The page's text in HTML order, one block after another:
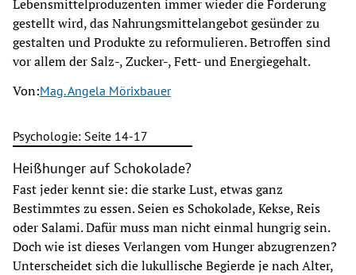
Lebensmittelproduzenten immer wieder die Forderung
gestellt wird, das Nahrungsmittelangebot gesünder zu
gestalten und Produkte zu reformulieren. Betroffen sind
vor allem der Salz-, Zucker-, Fett- und Energiegehalt.
Von:Mag. Angela Mörixbauer
Psychologie: Seite 14-17
Heißhunger auf Schokolade?
Fast jeder kennt sie: die starke Lust, etwas ganz
Bestimmtes zu essen. Seien es Schokolade, Kekse, Reis
oder Salami. Dafür muss man nicht einmal hungrig sein.
Doch wie ist dieses Verlangen vom Hunger abzugrenzen?
Unterscheidet sich die lukullische Begierde je nach Alter,